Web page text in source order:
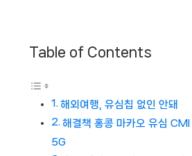
Table of Contents
해외여행, 유심칩 없인 안돼
해결책 홍콩 마카오 유심 CMI
5G